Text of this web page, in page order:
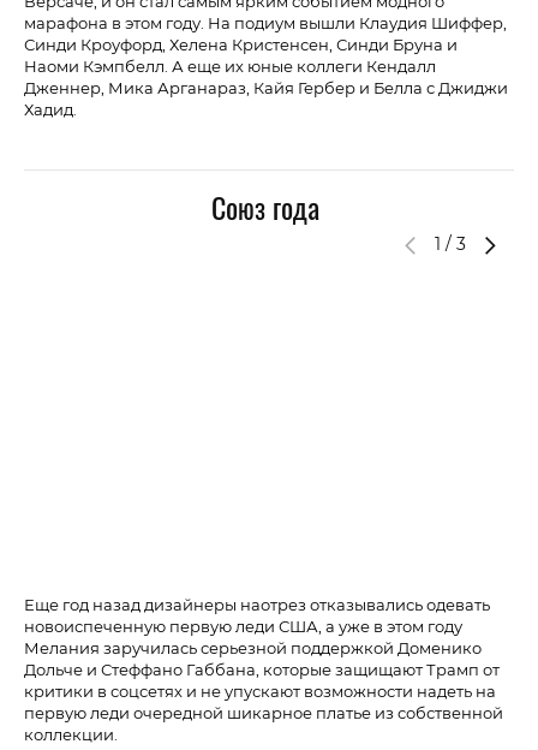
марафона в этом году. На подиум вышли Клаудия Шиффер,
Синди Кроуфорд, Хелена Кристенсен, Синди Бруна и
Наоми Кэмпбелл. А еще их юные коллеги Кендалл
Дженнер, Мика Арганараз, Кайя Гербер и Белла с Джиджи
Хадид.
Союз года
1 / 3
Еще год назад дизайнеры наотрез отказывались одевать
новоиспеченную первую леди США, а уже в этом году
Мелания заручилась серьезной поддержкой Доменико
Дольче и Стеффано Габбана, которые защищают Трамп от
критики в соцсетях и не упускают возможности надеть на
первую леди очередной шикарное платье из собственной
коллекции.